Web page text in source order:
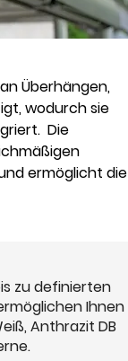
Überhängen,
wodurch sie
Die
ermöglicht die
zu definierten
Ihnen
Anthrazit DB